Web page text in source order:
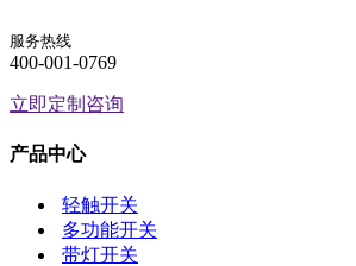
服务热线
400-001-0769
立即定制咨询
产品中心
轻触开关
多功能开关
带灯开关